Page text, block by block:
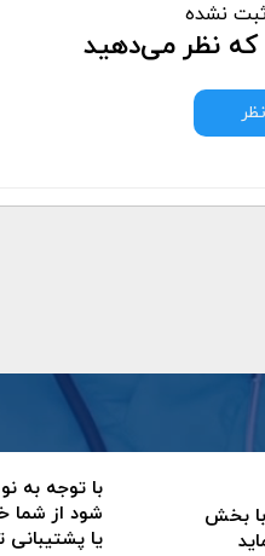
نشده
که نظر می‌دهید
با بخش
با توجه به
شود از شما
یا